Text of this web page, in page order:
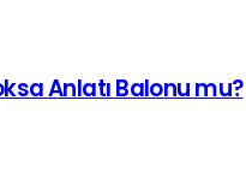
Anlatı Balonu mu?